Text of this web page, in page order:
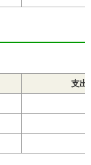
支出